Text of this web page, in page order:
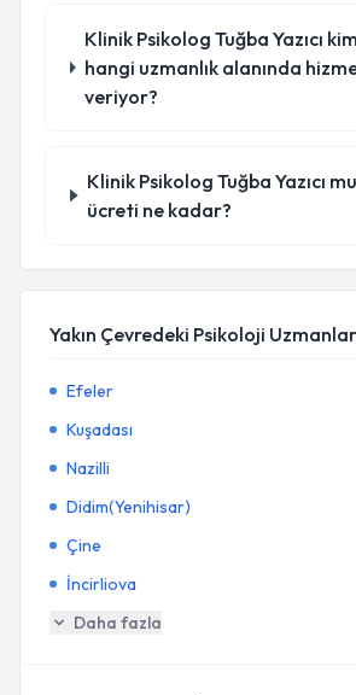
Klinik Psikolog Tuğba Yazıcı
hangi uzmanlık alanında
veriyor?
Klinik Psikolog Tuğba Yazıcı
ücreti ne kadar?
Yakın Çevredeki Psikoloji
Efeler
Kuşadası
Nazilli
Didim(Yenihisar)
Çine
İncirliova
Daha fazla